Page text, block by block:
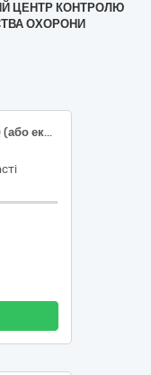
ЦЕНТР КОНТРОЛЮ
ОХОРОНИ
Легковий автомобіль SKODA KODIAQ (або еквівалент) (ДК 021:2015- 34110000-1 Легкові автомобілі)